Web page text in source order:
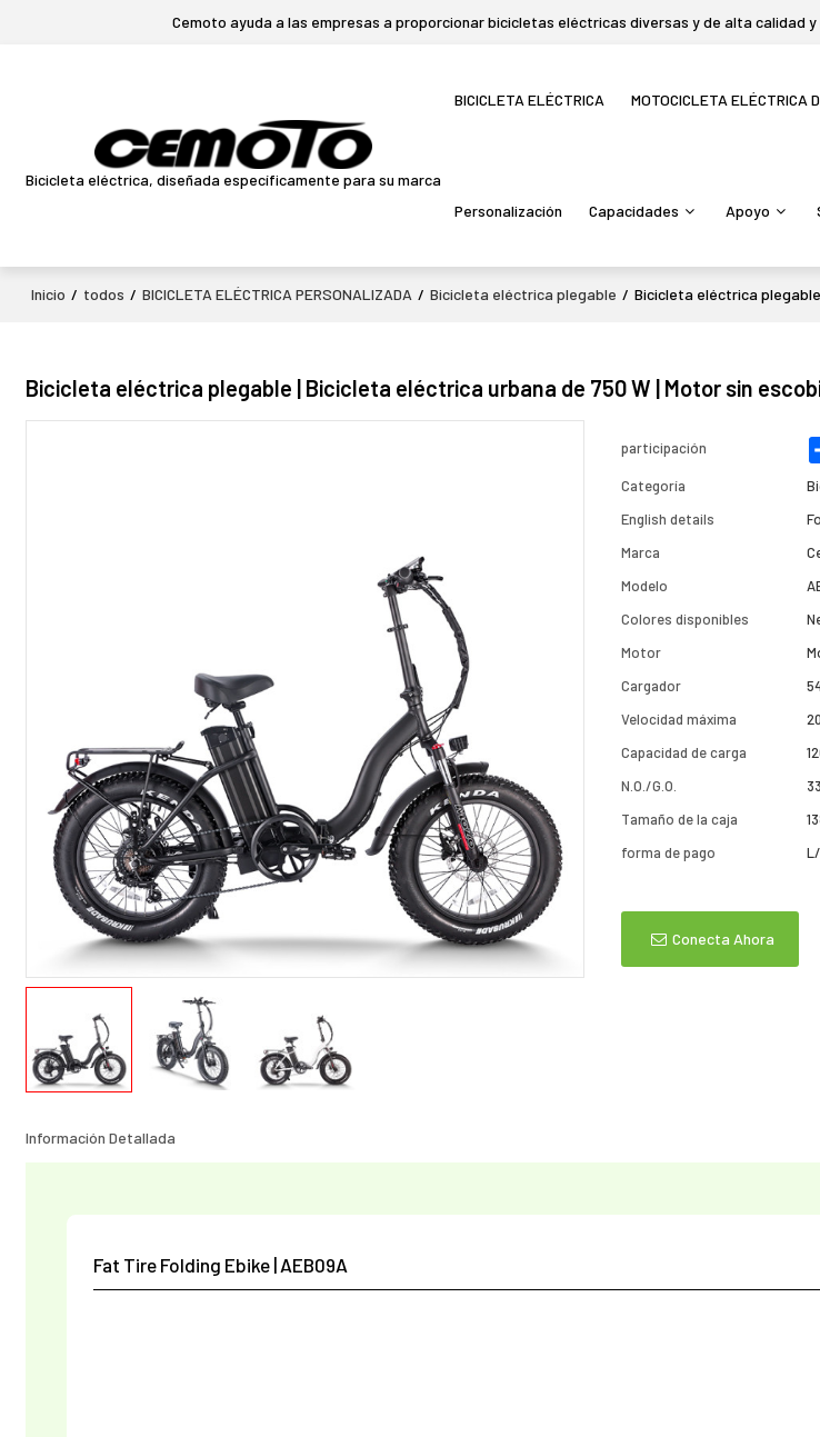
Cemoto ayuda a las empresas a proporcionar bicicletas eléctricas diversas y de alta calidad y
Bicicleta eléctrica, diseñada específicamente para su marca
BICICLETA ELÉCTRICA MOTOCICLETA ELÉCTRICA
Personalización Capacidades Apoyo
Inicio / todos / BICICLETA ELÉCTRICA PERSONALIZADA / Bicicleta eléctrica plegable / Bicicleta eléctrica
Bicicleta eléctrica plegable | Bicicleta eléctrica urbana de 750 W | Motor sin
participación
Categoría
English details
Marca
Modelo
Colores disponibles
Motor
Cargador
Velocidad máxima
Capacidad de carga
N.O./G.O.
Tamaño de la caja
forma de pago
Conecta Ahora
Información Detallada
Fat Tire Folding Ebike | AEB09A